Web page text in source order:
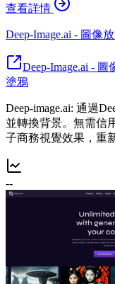
查看詳情
Deep-Image.ai - 圖像
Deep-Image.ai -
塗鴉
Deep-image.ai: 通過
並轉換背景。無需信
子商務視覺效果，重
--